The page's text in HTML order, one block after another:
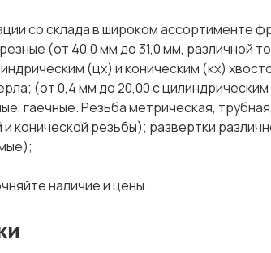
со склада в широком ассортименте
(от 40,0 мм до 31,0 мм, различной
(цх) и коническим (кх)
(от 0,4 мм до 20,00 с
гаечные. Резьба метрическая,
и конической резьбы); развертки
наличие и цены.